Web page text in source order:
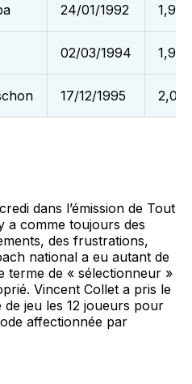
24/01/1992 1,92
02/03/1994 1,96
17/12/1995 2,03
dans l’émission de Tout
a comme toujours des
des frustrations,
national a eu autant de
terme de « sélectionneur »
Vincent Collet a pris le
de jeu les 12 joueurs pour
affectionnée par